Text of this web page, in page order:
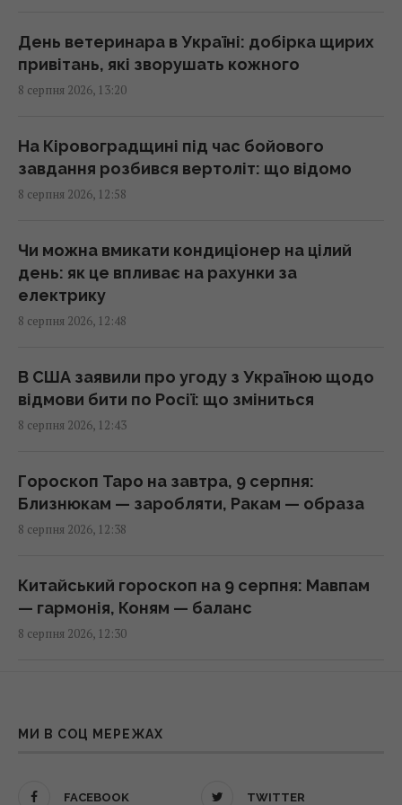
13:44 субота, 08 серпня 2026
Перший титульний поєдинок Олександра
ексклюзивно на Київстар ТБ
13:38 субота, 08 серпня 2026
феєричний камбек після кількох років
випробувань
13:23 субота, 08 серпня 2026
системи проти дронів
13:13 субота, 08 серпня 2026
залучати більше кредитів: Пишний розкрив
деталі
13:12 субота, 08 серпня 2026
Денисенко зізналася, чому насправді
поспішає вийти заміж
13:06 субота, 08 серпня 2026
13:00 субота, 08 серпня 2026
Цінують за надійність та довговічність:
День ветеринара в Україні: добірка щирих
привітань, які зворушать кожного
8 серпня 2026, 13:20
На Кіровоградщині під час бойового
завдання розбився вертоліт: що відомо
8 серпня 2026, 12:58
Чи можна вмикати кондиціонер на цілий
день: як це впливає на рахунки за
електрику
8 серпня 2026, 12:48
В США заявили про угоду з Україною щодо
відмови бити по Росії: що зміниться
8 серпня 2026, 12:43
Гороскоп Таро на завтра, 9 серпня:
Близнюкам — заробляти, Ракам — образа
8 серпня 2026, 12:38
Китайський гороскоп на 9 серпня: Мавпам
— гармонія, Коням — баланс
8 серпня 2026, 12:30
ексклюзивно на Київстар ТБ
МИ В СОЦ МЕРЕЖАХ
FACEBOOK TWITTER